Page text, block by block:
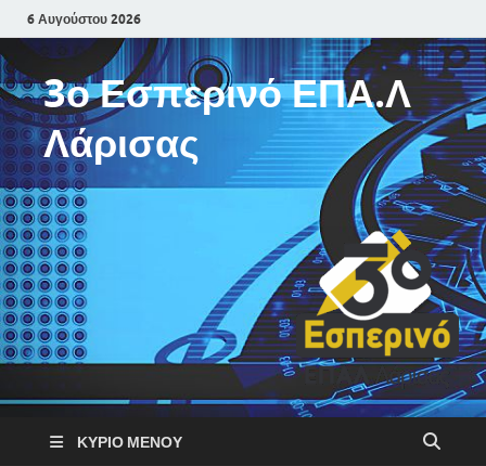
6 Αυγούστου 2026
3ο Εσπερινό ΕΠΑ.Λ
Λάρισας
ΚΎΡΙΟ ΜΕΝΟΎ